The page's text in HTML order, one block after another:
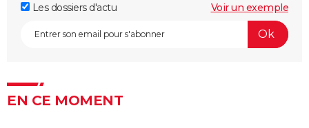
Les dossiers d'actu
Voir un exemple
EN CE MOMENT